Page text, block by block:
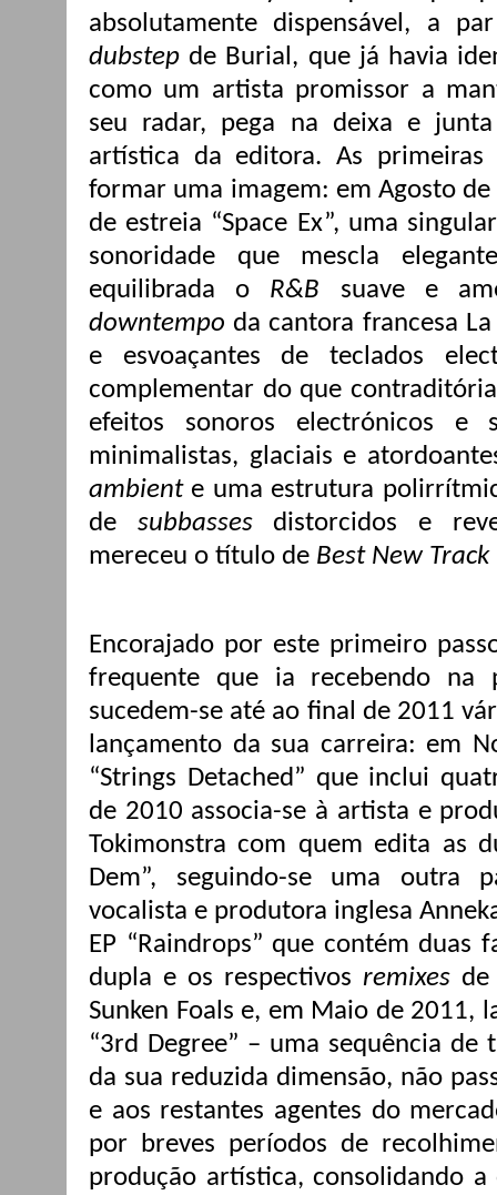
absolutamente dispensável, a
dubstep de Burial, que já havia
como um artista promissor a
seu radar, pega na deixa e
artística da editora. As
formar uma imagem: em Agosto
de estreia “Space Ex”, uma
sonoridade que mescla
equilibrada o R&B suave e
downtempo da cantora francesa
e esvoaçantes de teclados
complementar do que
efeitos sonoros electrónicos e
minimalistas, glaciais e
ambiente uma estrutura
de subbassesdistorcidos e
mereceu o título de Best New Track
Encorajado por este primeiro
frequente que ia recebendo na
sucedem-se até ao final de 2011
lançamento da sua carreira: em
“Strings Detached” que inclui
de 2010 associa-se à artista e
Tokimonstra com quem edita as
Dem”, seguindo-se uma outra
vocalista e produtora inglesa
EP “Raindrops” que contém duas
dupla e os respectivos remixes
Sunken Foals e, em Maio de 2011,
“3rd Degree” – uma sequência
da sua reduzida dimensão, não
e aos restantes agentes do
por breves períodos de
produção artística, consolidando